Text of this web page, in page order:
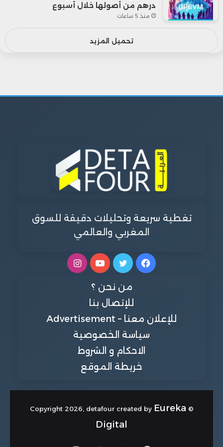
درهم من أصولها خلال أسبوع
منذ 5 ساعات
تحميل المزيد
تغطية سريعة وتحليلات دقيقة للسوق
المغربي والعالمي
فيسبوكتويتر يوتيوبانستقرام
من نحن ؟
للإتصال بنا
للإعلان معنا – Advertisement
سياسة الخصوصية
الاحكام و الشروط
خريطة الموقع
© Copyright 2026, detafour created by
Eureka
Digital